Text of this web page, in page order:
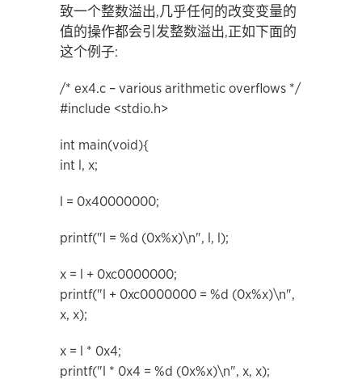
致一个整数溢出,几乎任何的改变变量的
值的操作都会引发整数溢出,正如下面的
这个例子:
/* ex4.c – various arithmetic overflows */
#include <stdio.h>
int main(void){
int l, x;
l = 0x40000000;
printf("l = %d (0x%x)\n", l, l);
x = l + 0xc0000000;
printf("l + 0xc0000000 = %d (0x%x)\n",
x, x);
x = l * 0x4;
printf("l * 0x4 = %d (0x%x)\n", x, x);